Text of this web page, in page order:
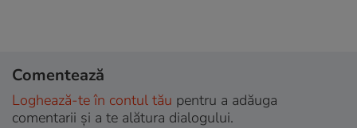
Comentează
Loghează-te în contul tău pentru a adăuga
comentarii și a te alătura dialogului.